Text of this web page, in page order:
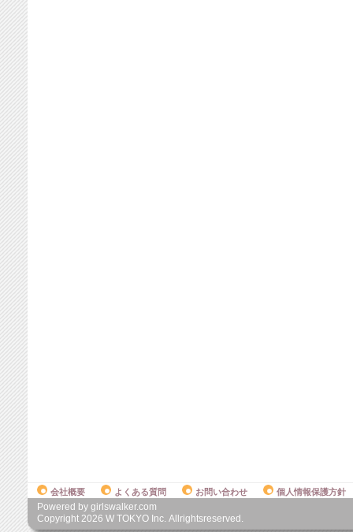
会社概要 よくある質問 お問い合わせ 個人情報保護方針
Powered by girlswalker.com
Copyright 2026 W TOKYO Inc. Allrightsreserved.